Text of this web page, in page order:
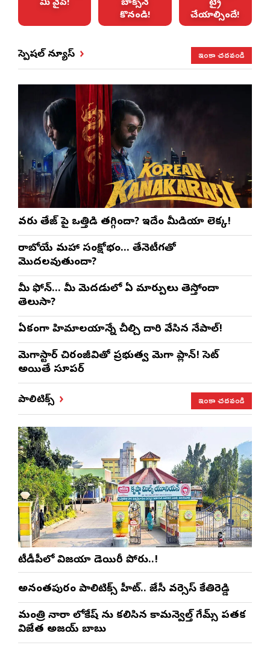
మీ వైపే!
బాక్స్‌నే
కొనండి!
ట్రై
చేయాల్సిందే!
స్పెషల్ న్యూస్ ఇంకా చదవండి
వరుణ్ తేజ్‌ పై ఒత్తిడి తగ్గిందా? ఇదేం మీడియా లెక్క!
రాబోయే మహా సంక్షోభం… తేనెటీగతో
మొదలవుతుందా?
మీ ఫోన్… మీ మెదడులో ఏ మార్పులు తెస్తోందా
తెలుసా?
ఏకంగా హిమాలయాన్నే చీల్చి దారి వేసిన నేపాల్!
మెగాస్టార్ చిరంజీవితో ప్రభుత్వ మెగా ప్లాన్! సెట్
అయితే సూపర్
పాలిటిక్స్ ఇంకా చదవండి
టీడీపీలో విజయా డెయిరీ పోరు..!
అనంతపురం పాలిటిక్స్ హీట్.. జేసీ వర్సెస్ కేతిరెడ్డి
మంత్రి నారా లోకేష్ ను కలిసిన కామన్వెల్త్ గేమ్స్ పతక
విజేత అజయ్ బాబు